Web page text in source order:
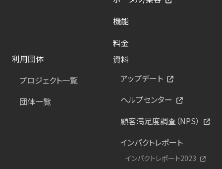
機能
料金
利用団体
プロジェクト一覧
団体一覧
資料
アップデート
ヘルプセンター
顧客満足度調査（NPS）
インパクトレポート
インパクトレポート2023